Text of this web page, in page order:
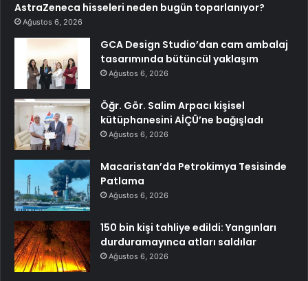
AstraZeneca hisseleri neden bugün toparlanıyor?
Ağustos 6, 2026
GCA Design Studio’dan cam ambalaj
tasarımında bütüncül yaklaşım
Ağustos 6, 2026
Öğr. Gör. Salim Arpacı kişisel
kütüphanesini AİÇÜ’ne bağışladı
Ağustos 6, 2026
Macaristan’da Petrokimya Tesisinde
Patlama
Ağustos 6, 2026
150 bin kişi tahliye edildi: Yangınları
durduramayınca atları saldılar
Ağustos 6, 2026